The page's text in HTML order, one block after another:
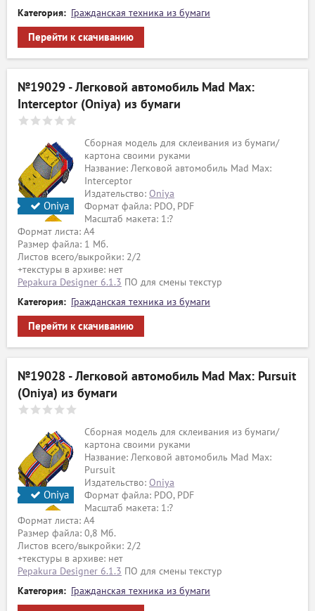
Категория: Гражданская техника из бумаги
Перейти к скачиванию
№19029 - Легковой автомобиль Mad Max:
Interceptor (Oniya) из бумаги
Oniya
Сборная модель для склеивания из бумаги/
картона своими руками
Название: Легковой автомобиль Mad Max:
Interceptor
Издательство: Oniya
Формат файла: PDO, PDF
Масштаб макета: 1:?
Формат листа: А4
Размер файла: 1 Мб.
Листов всего/выкройки: 2/2
+текстуры в архиве: нет
Pepakura Designer 6.1.3 ПО для смены текстур
Категория: Гражданская техника из бумаги
Перейти к скачиванию
№19028 - Легковой автомобиль Mad Max: Pursuit
(Oniya) из бумаги
Oniya
Сборная модель для склеивания из бумаги/
картона своими руками
Название: Легковой автомобиль Mad Max:
Pursuit
Издательство: Oniya
Формат файла: PDO, PDF
Масштаб макета: 1:?
Формат листа: А4
Размер файла: 0,8 Мб.
Листов всего/выкройки: 2/2
+текстуры в архиве: нет
Pepakura Designer 6.1.3 ПО для смены текстур
Категория: Гражданская техника из бумаги